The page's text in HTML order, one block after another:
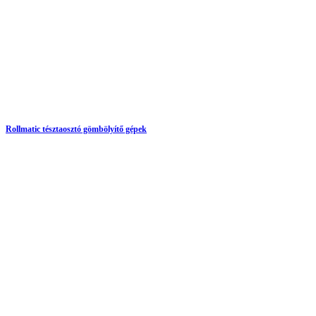
Rollmatic tésztaosztó gömbölyítő gépek